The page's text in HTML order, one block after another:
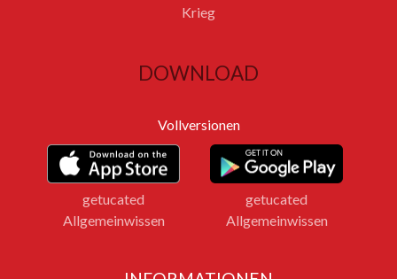
Krieg
DOWNLOAD
Vollversionen
getucated
Allgemeinwissen
getucated
Allgemeinwissen